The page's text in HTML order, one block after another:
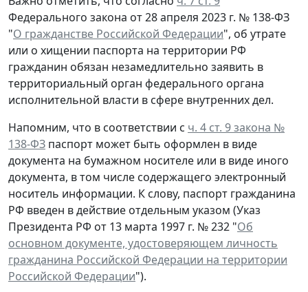
Федерального закона от 28 апреля 2023 г. № 138-ФЗ
"О гражданстве Российской Федерации", об утрате
или о хищении паспорта на территории РФ
гражданин обязан незамедлительно заявить в
территориальный орган федерального органа
исполнительной власти в сфере внутренних дел.
Напомним, что в соответствии с ч. 4 ст. 9 закона №
138-ФЗ паспорт может быть оформлен в виде
документа на бумажном носителе или в виде иного
документа, в том числе содержащего электронный
носитель информации. К слову, паспорт гражданина
РФ введен в действие отдельным указом (Указ
Президента РФ от 13 марта 1997 г. № 232 "Об
основном документе, удостоверяющем личность
гражданина Российской Федерации на территории
Российской Федерации").